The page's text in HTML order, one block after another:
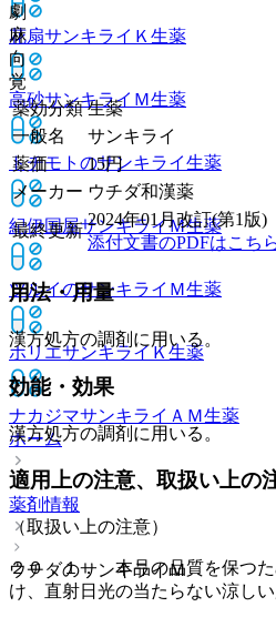
花扇サンキライＫ 生薬
高砂サンキライＭ生薬
トチモトのサンキライ生薬
紀伊国屋サンキライＭ生薬
ツルイのサンキライＭ生薬
ホリエサンキライＫ生薬
ナカジマサンキライＡＭ生薬
ホーム
薬剤情報
ウチダのサンキライＭ
劇
麻
向
覚
薬効分類 生薬
一般名
サンキライ
薬価
15円
メーカー ウチダ和漢薬
最終更新
2024年01月改訂(第1版)
添付文書のPDFはこち
用法・用量
漢方処方の調剤に用いる。
効能・効果
漢方処方の調剤に用いる。
適用上の注意、取扱い上の
（取扱い上の注意）
２０．１． 本品の品質を保つ
け、直射日光の当たらない涼しい